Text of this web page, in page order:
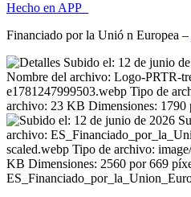
Hecho en APP_
Financiado por la Unió n Europea –